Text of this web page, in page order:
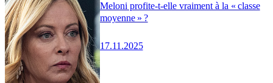
Meloni profite-t-elle vraiment à la « classe
moyenne » ?
17.11.2025